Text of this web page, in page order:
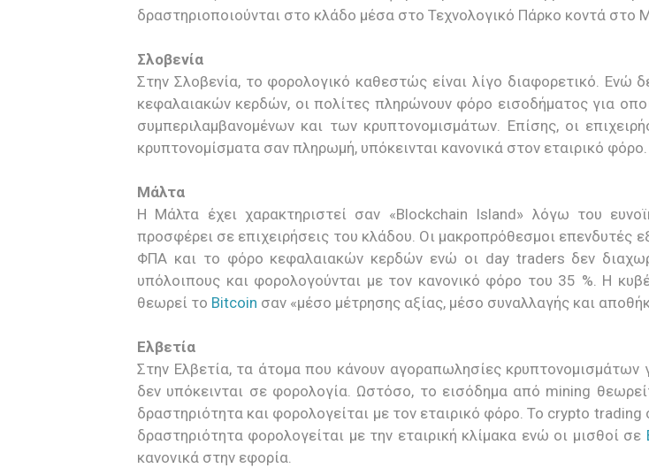
δραστηριοποιούνται στο κλάδο μέσα στο Τεχνολογικό Πάρκο κοντά στο
Σλοβενία
Στην Σλοβενία, το φορολογικό καθεστώς είναι λίγο διαφορετικό. Ενώ
κεφαλαιακών κερδών, οι πολίτες πληρώνουν φόρο εισοδήματος για
συμπεριλαμβανομένων και των κρυπτονομισμάτων. Επίσης, οι
κρυπτονομίσματα σαν πληρωμή, υπόκεινται κανονικά στον εταιρικό φόρο.
Μάλτα
Η Μάλτα έχει χαρακτηριστεί σαν «Blockchain Island» λόγω του
προσφέρει σε επιχειρήσεις του κλάδου. Οι μακροπρόθεσμοι επενδυτές
ΦΠΑ και το φόρο κεφαλαιακών κερδών ενώ οι day traders δεν
υπόλοιπους και φορολογούνται με τον κανονικό φόρο του 35 %. Η
θεωρεί το Bitcoin σαν «μέσο μέτρησης αξίας, μέσο συναλλαγής και
Ελβετία
Στην Ελβετία, τα άτομα που κάνουν αγοραπωλησίες κρυπτονομισμάτων
δεν υπόκεινται σε φορολογία. Ωστόσο, το εισόδημα από mining
δραστηριότητα και φορολογείται με τον εταιρικό φόρο. Το crypto trading
δραστηριότητα φορολογείται με την εταιρική κλίμακα ενώ οι μισθοί σε
κανονικά στην εφορία.